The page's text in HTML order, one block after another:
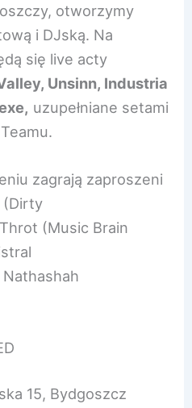
otworzymy
i DJską. Na
się live acty
Unsinn, Industria
uzupełniane setami
zagrają zaproszeni
(Dirty
(Music Brain
Nathashah
15, Bydgoszcz